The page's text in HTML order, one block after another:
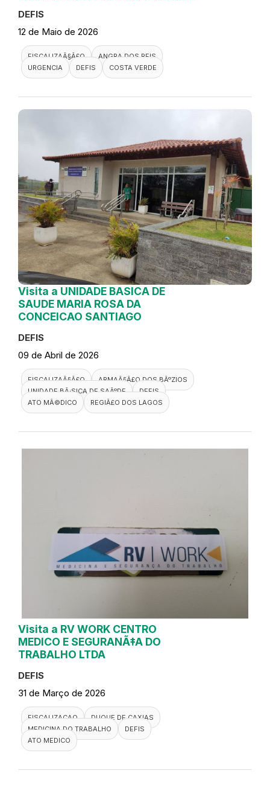
DEFIS
12 de Maio de 2026
FISCALIZAÃ§Ã£O
ANGRA DOS REIS
URGENCIA
DEFIS COSTA VERDE
Visita a UNIDADE BASICA DE
SAUDE MARIA ROSA DA
CONCEICAO SANTIAGO
DEFIS
09 de Abril de 2026
FISCALIZAÃ§Ã£O
ARMAÃ§Ã£O DOS BÃºZIOS
UNIDADE BÃ¡SICA DE SAÃºDE
DEFIS
ATO MÃ©DICO
REGIÃ£O DOS LAGOS
Visita a RV WORK CENTRO
MEDICO E SEGURANÃ‡A DO
TRABALHO LTDA
DEFIS
31 de Março de 2026
FISCALIZACAO
DUQUE DE CAXIAS
MEDICINA DO TRABALHO
DEFIS
ATO MEDICO